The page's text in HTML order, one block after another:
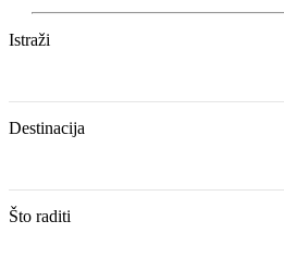
Istraži
Destinacija
Što raditi